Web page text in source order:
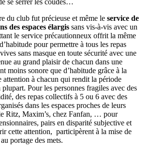
du club fut précieuse et même le service de
des espaces élargis sans vis-à-vis avec un
le service précautionneux offrit la même
pour permettre à tous les repas
sans masque en toute sécurité avec une
au grand plaisir de chacun dans une
moins sonore que d’habitude grâce à la
attention à chacun qui rendit la période
plupart. Pour les personnes fragiles avec des
des repas collectifs à 5 ou 6 avec des
dans les espaces proches de leurs
Ritz, Maxim’s, chez Fanfan, … pour
pairs en disparité subjective et
cette attention, participèrent à la mise de
portage des mets.